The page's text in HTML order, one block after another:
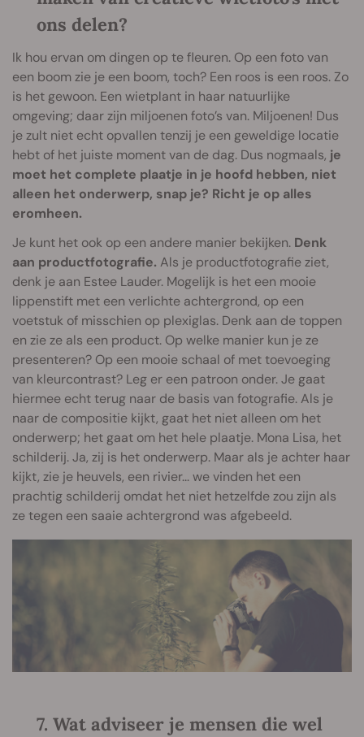
ons delen?
Ik hou ervan om dingen op te fleuren. Op een foto van
een boom zie je een boom, toch? Een roos is een roos. Zo
is het gewoon. Een wietplant in haar natuurlijke
omgeving; daar zijn miljoenen foto’s van. Miljoenen! Dus
je zult niet echt opvallen tenzij je een geweldige locatie
hebt of het juiste moment van de dag. Dus nogmaals, je
moet het complete plaatje in je hoofd hebben, niet
alleen het onderwerp, snap je? Richt je op alles
eromheen.
Je kunt het ook op een andere manier bekijken. Denk
aan productfotografie. Als je productfotografie ziet,
denk je aan Estee Lauder. Mogelijk is het een mooie
lippenstift met een verlichte achtergrond, op een
voetstuk of misschien op plexiglas. Denk aan de toppen
en zie ze als een product. Op welke manier kun je ze
presenteren? Op een mooie schaal of met toevoeging
van kleurcontrast? Leg er een patroon onder. Je gaat
hiermee echt terug naar de basis van fotografie. Als je
naar de compositie kijkt, gaat het niet alleen om het
onderwerp; het gaat om het hele plaatje. Mona Lisa, het
schilderij. Ja, zij is het onderwerp. Maar als je achter haar
kijkt, zie je heuvels, een rivier... we vinden het een
prachtig schilderij omdat het niet hetzelfde zou zijn als
ze tegen een saaie achtergrond was afgebeeld.
7. Wat adviseer je mensen die wel